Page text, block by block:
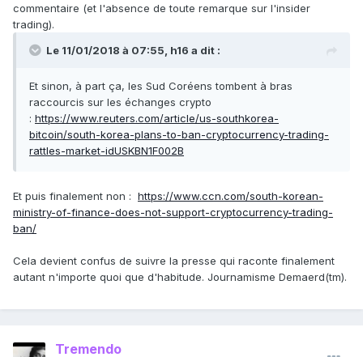
commentaire (et l'absence de toute remarque sur l'insider
trading).
Le 11/01/2018 à 07:55, h16 a dit :
Et sinon, à part ça, les Sud Coréens tombent à bras
raccourcis sur les échanges crypto
: https://www.reuters.com/article/us-southkorea-
bitcoin/south-korea-plans-to-ban-cryptocurrency-trading-
rattles-market-idUSKBN1F002B
Et puis finalement non : https://www.ccn.com/south-korean-
ministry-of-finance-does-not-support-cryptocurrency-trading-
ban/
Cela devient confus de suivre la presse qui raconte finalement
autant n'importe quoi que d'habitude. Journamisme Demaerd(tm).
Tremendo